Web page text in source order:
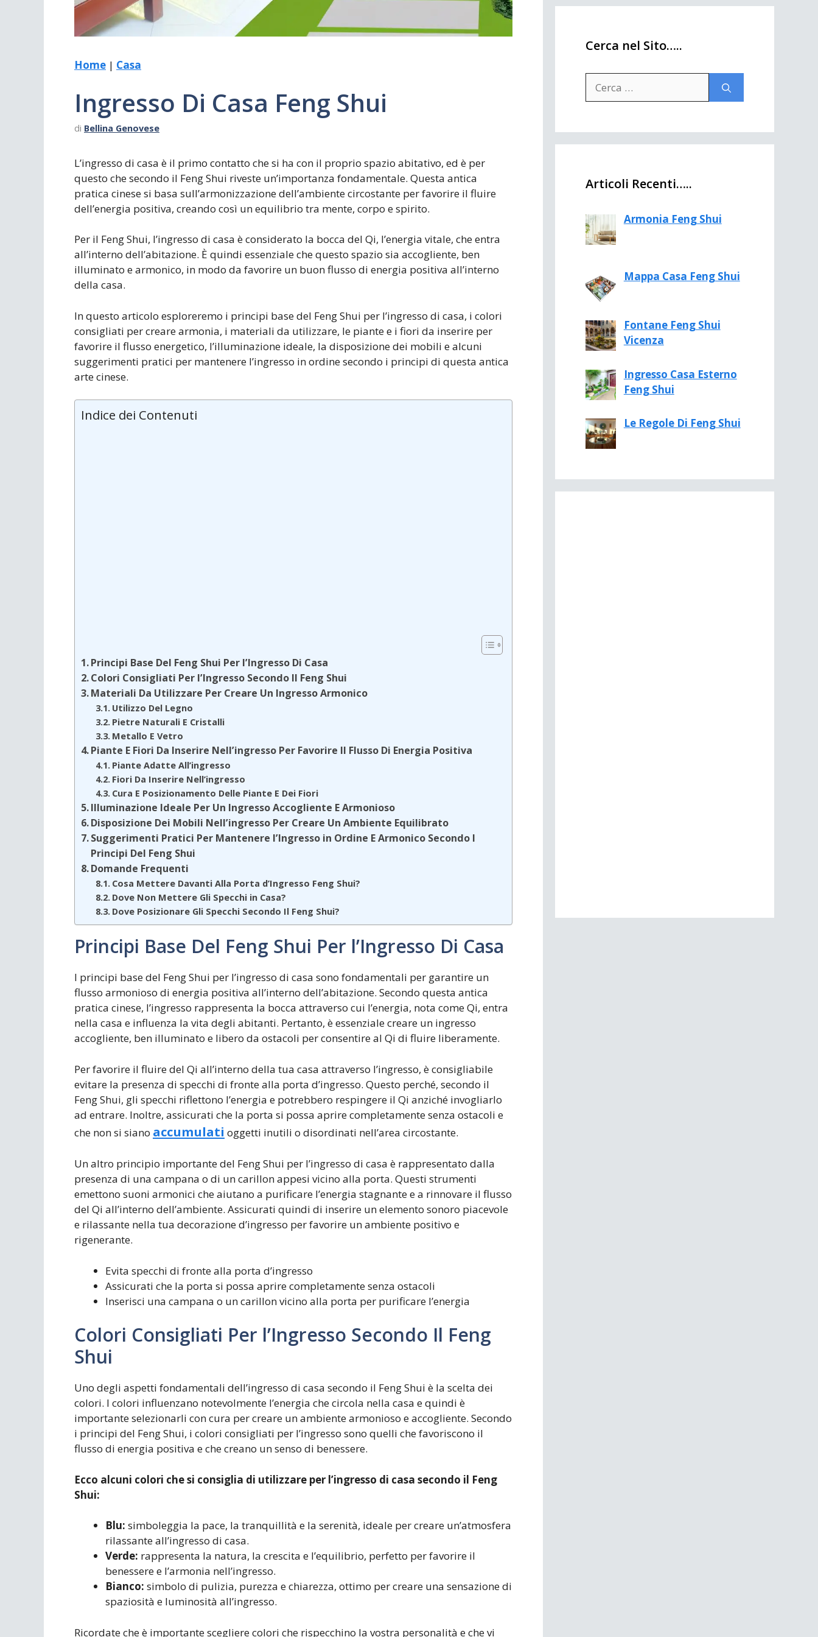
Home | Casa
Ingresso Di Casa Feng Shui
di Bellina Genovese
L’ingresso di casa è il primo contatto che si ha con il proprio spazio abitativo, ed è per
questo che secondo il Feng Shui riveste un’importanza fondamentale. Questa antica
pratica cinese si basa sull’armonizzazione dell’ambiente circostante per favorire il fluire
dell’energia positiva, creando così un equilibrio tra mente, corpo e spirito.
Per il Feng Shui, l’ingresso di casa è considerato la bocca del Qi, l’energia vitale, che entra
all’interno dell’abitazione. È quindi essenziale che questo spazio sia accogliente, ben
illuminato e armonico, in modo da favorire un buon flusso di energia positiva all’interno
della casa.
In questo articolo esploreremo i principi base del Feng Shui per l’ingresso di casa, i colori
consigliati per creare armonia, i materiali da utilizzare, le piante e i fiori da inserire per
favorire il flusso energetico, l’illuminazione ideale, la disposizione dei mobili e alcuni
suggerimenti pratici per mantenere l’ingresso in ordine secondo i principi di questa antica
arte cinese.
Indice dei Contenuti
Principi Base Del Feng Shui Per l’Ingresso Di Casa
Colori Consigliati Per l’Ingresso Secondo Il Feng Shui
Materiali Da Utilizzare Per Creare Un Ingresso Armonico
Utilizzo Del Legno
Pietre Naturali E Cristalli
Metallo E Vetro
Piante E Fiori Da Inserire Nell’ingresso Per Favorire Il Flusso Di Energia Positiva
Piante Adatte All’ingresso
Fiori Da Inserire Nell’ingresso
Cura E Posizionamento Delle Piante E Dei Fiori
Illuminazione Ideale Per Un Ingresso Accogliente E Armonioso
Disposizione Dei Mobili Nell’ingresso Per Creare Un Ambiente Equilibrato
Suggerimenti Pratici Per Mantenere l’Ingresso in Ordine E Armonico Secondo I
Principi Del Feng Shui
Domande Frequenti
Cosa Mettere Davanti Alla Porta d’Ingresso Feng Shui?
Dove Non Mettere Gli Specchi in Casa?
Dove Posizionare Gli Specchi Secondo Il Feng Shui?
Principi Base Del Feng Shui Per l’Ingresso Di Casa
I principi base del Feng Shui per l’ingresso di casa sono fondamentali per garantire un
flusso armonioso di energia positiva all’interno dell’abitazione. Secondo questa antica
pratica cinese, l’ingresso rappresenta la bocca attraverso cui l’energia, nota come Qi, entra
nella casa e influenza la vita degli abitanti. Pertanto, è essenziale creare un ingresso
accogliente, ben illuminato e libero da ostacoli per consentire al Qi di fluire liberamente.
Per favorire il fluire del Qi all’interno della tua casa attraverso l’ingresso, è consigliabile
evitare la presenza di specchi di fronte alla porta d’ingresso. Questo perché, secondo il
Feng Shui, gli specchi riflettono l’energia e potrebbero respingere il Qi anziché invogliarlo
ad entrare. Inoltre, assicurati che la porta si possa aprire completamente senza ostacoli e
che non si siano accumulati oggetti inutili o disordinati nell’area circostante.
Un altro principio importante del Feng Shui per l’ingresso di casa è rappresentato dalla
presenza di una campana o di un carillon appesi vicino alla porta. Questi strumenti
emettono suoni armonici che aiutano a purificare l’energia stagnante e a rinnovare il flusso
del Qi all’interno dell’ambiente. Assicurati quindi di inserire un elemento sonoro piacevole
e rilassante nella tua decorazione d’ingresso per favorire un ambiente positivo e
rigenerante.
Evita specchi di fronte alla porta d’ingresso
Assicurati che la porta si possa aprire completamente senza ostacoli
Inserisci una campana o un carillon vicino alla porta per purificare l’energia
Colori Consigliati Per l’Ingresso Secondo Il Feng
Shui
Uno degli aspetti fondamentali dell’ingresso di casa secondo il Feng Shui è la scelta dei
colori. I colori influenzano notevolmente l’energia che circola nella casa e quindi è
importante selezionarli con cura per creare un ambiente armonioso e accogliente. Secondo
i principi del Feng Shui, i colori consigliati per l’ingresso sono quelli che favoriscono il
flusso di energia positiva e che creano un senso di benessere.
Ecco alcuni colori che si consiglia di utilizzare per l’ingresso di casa secondo il Feng
Shui:
Blu: simboleggia la pace, la tranquillità e la serenità, ideale per creare un’atmosfera
rilassante all’ingresso di casa.
Verde: rappresenta la natura, la crescita e l’equilibrio, perfetto per favorire il
benessere e l’armonia nell’ingresso.
Bianco: simbolo di pulizia, purezza e chiarezza, ottimo per creare una sensazione di
spaziosità e luminosità all’ingresso.
Ricordate che è importante scegliere colori che rispecchino la vostra personalità e che vi
Cerca nel Sito…..
per:
Articoli Recenti…..
Armonia Feng Shui
Mappa Casa Feng Shui
Fontane Feng Shui
Vicenza
Ingresso Casa Esterno
Feng Shui
Le Regole Di Feng Shui